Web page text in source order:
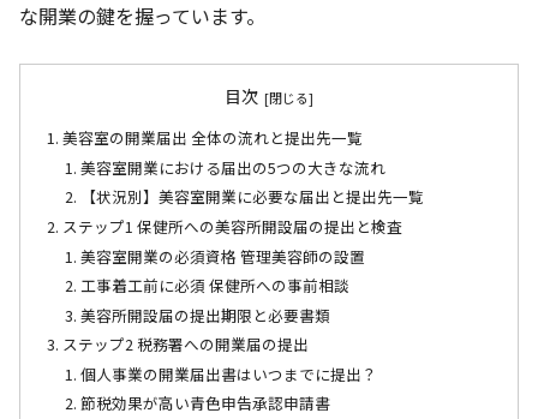
な開業の鍵を握っています。
目次
美容室の開業届出 全体の流れと提出先一覧
美容室開業における届出の5つの大きな流れ
【状況別】美容室開業に必要な届出と提出先一覧
ステップ1 保健所への美容所開設届の提出と検査
美容室開業の必須資格 管理美容師の設置
工事着工前に必須 保健所への事前相談
美容所開設届の提出期限と必要書類
ステップ2 税務署への開業届の提出
個人事業の開業届出書はいつまでに提出？
節税効果が高い青色申告承認申請書